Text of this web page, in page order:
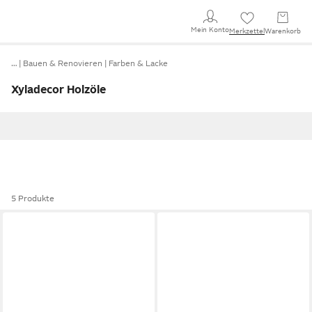
Mein KontoMerkzettel Warenkorb
… Bauen & Renovieren Farben & Lacke
Xyladecor Holzöle
5 Produkte